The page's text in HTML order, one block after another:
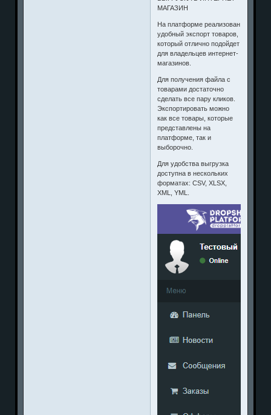
МАГАЗИН
На платформе реализован
удобный экспорт товаров,
который отлично подойдет
для владельцев интернет-
магазинов.
Для получения файла с
товарами достаточно
сделать все пару кликов.
Экспортировать можно
как все товары, которые
представлены на
платформе, так и
выборочно.
Для удобства выгрузка
доступна в нескольких
форматах: CSV, XLSX,
XML, YML.